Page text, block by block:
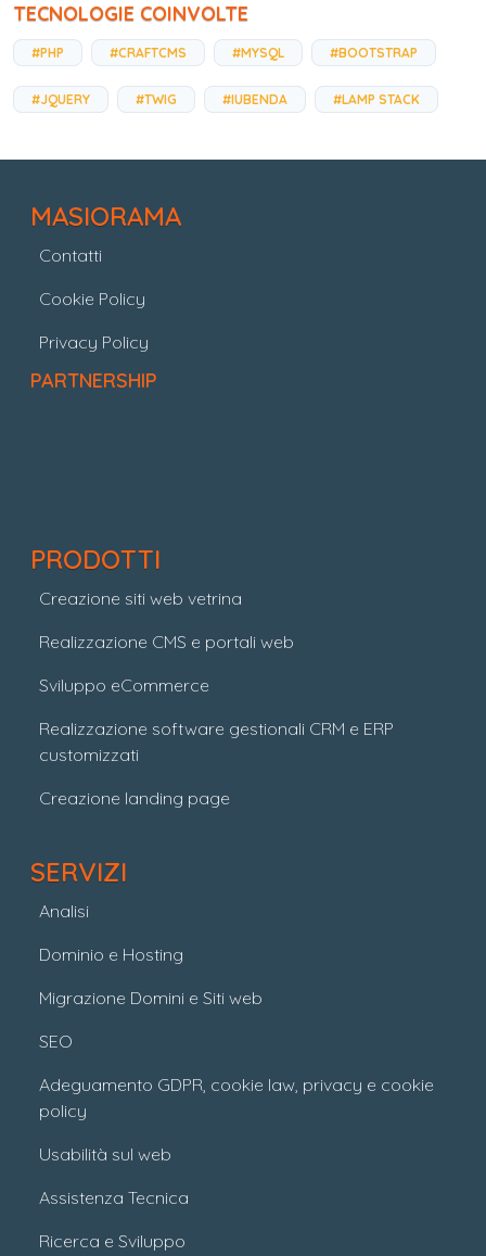
TECNOLOGIE COINVOLTE
#PHP #CRAFTCMS #MYSQL #BOOTSTRAP
#JQUERY #TWIG #IUBENDA #LAMP STACK
MASIORAMA
Contatti
Cookie Policy
Privacy Policy
PARTNERSHIP
PRODOTTI
Creazione siti web vetrina
Realizzazione CMS e portali web
Sviluppo eCommerce
Realizzazione software gestionali CRM e ERP
customizzati
Creazione landing page
SERVIZI
Analisi
Dominio e Hosting
Migrazione Domini e Siti web
SEO
Adeguamento GDPR, cookie law, privacy e cookie
policy
Usabilità sul web
Assistenza Tecnica
Ricerca e Sviluppo